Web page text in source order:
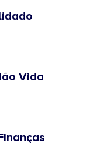
Vida